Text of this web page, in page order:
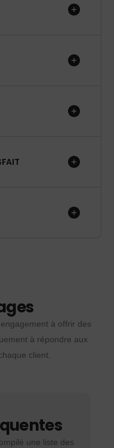
à offrir des
à répondre aux
client.
une liste des